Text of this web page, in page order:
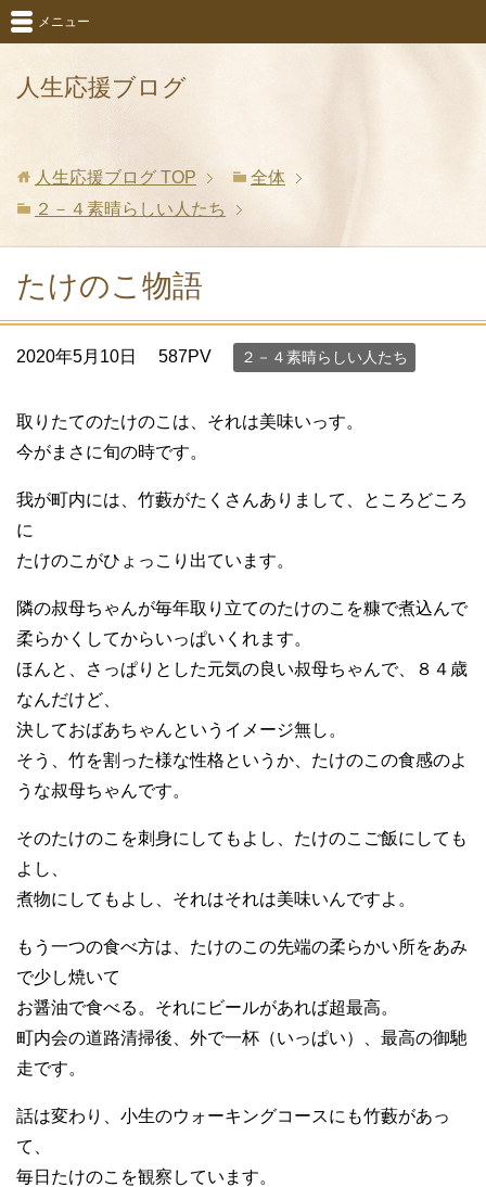
人生応援ブログ
メニュー
人生応援ブログ TOP
全体
２－４素晴らしい人たち
たけのこ物語
2020年5月10日 587PV ２－４素晴らしい人たち
取りたてのたけのこは、それは美味いっす。
今がまさに旬の時です。
我が町内には、竹藪がたくさんありまして、ところどころ
に
たけのこがひょっこり出ています。
隣の叔母ちゃんが毎年取り立てのたけのこを糠で煮込んで
柔らかくしてからいっぱいくれます。
ほんと、さっぱりとした元気の良い叔母ちゃんで、８４歳
なんだけど、
決しておばあちゃんというイメージ無し。
そう、竹を割った様な性格というか、たけのこの食感のよ
うな叔母ちゃんです。
そのたけのこを刺身にしてもよし、たけのこご飯にしても
よし、
煮物にしてもよし、それはそれは美味いんですよ。
もう一つの食べ方は、たけのこの先端の柔らかい所をあみ
で少し焼いて
お醤油で食べる。それにビールがあれば超最高。
町内会の道路清掃後、外で一杯（いっぱい）、最高の御馳
走です。
話は変わり、小生のウォーキングコースにも竹藪があっ
て、
毎日たけのこを観察しています。